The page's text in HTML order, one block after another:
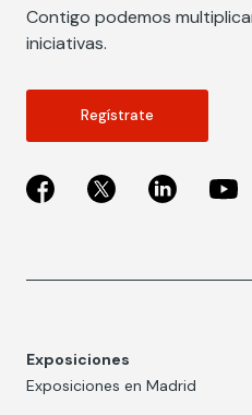
Contigo podemos
iniciativas.
Regístrate
Exposiciones
Exposiciones en Madrid